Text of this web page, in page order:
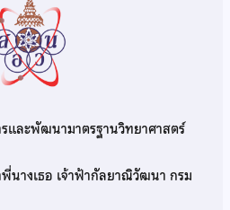
และพัฒนามาตรฐานวิทยาศาสตร์
นางเธอ เจ้าฟ้ากัลยาณิวัฒนา กรม